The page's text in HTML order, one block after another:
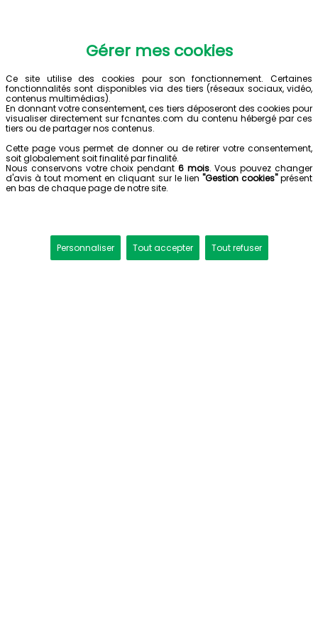
Gérer mes cookies
Ce site utilise des cookies pour son fonctionnement. Certaines
fonctionnalités sont disponibles via des tiers (réseaux sociaux, vidéo,
contenus multimédias).
En donnant votre consentement, ces tiers déposeront des cookies pour
visualiser directement sur fcnantes.com du contenu hébergé par ces
tiers ou de partager nos contenus.
Cette page vous permet de donner ou de retirer votre consentement,
soit globalement soit finalité par finalité.
Nous conservons votre choix pendant 6 mois. Vous pouvez changer
d'avis à tout moment en cliquant sur le lien "Gestion cookies"présent
en bas de chaque page de notre site.
Personnaliser Tout accepter Tout refuser